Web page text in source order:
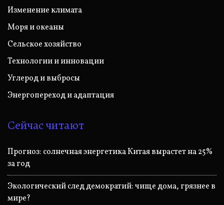
Изменение климата
Моря и океаны
Сельское хозяйство
Технологии и инновации
Углерод и выбросы
Энергопереход и адаптация
Сейчас читают
Прогноз: солнечная энергетика Китая вырастет на 25%
за год
Экологический след демократий: чище дома, грязнее в
мире?